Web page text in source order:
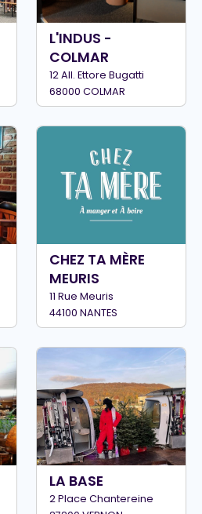
L'INDUS -
COLMAR
12 All. Ettore Bugatti
68000 COLMAR
CHEZ TA MÈRE
MEURIS
11 Rue Meuris
44100 NANTES
LA BASE
2 Place Chantereine